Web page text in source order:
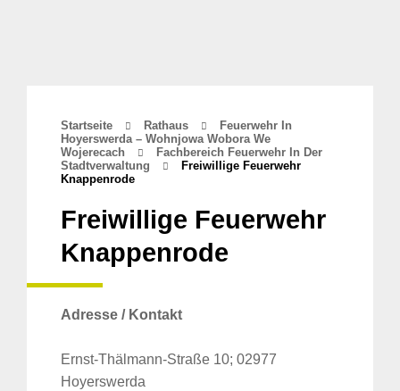
Startseite Rathaus
Feuerwehr In
Hoyerswerda – Wohnjowa Wobora We
Wojerecach
Fachbereich Feuerwehr In Der
Stadtverwaltung
Freiwillige Feuerwehr
Knappenrode
Freiwillige Feuerwehr
Knappenrode
Adresse / Kontakt
Ernst-Thälmann-Straße 10; 02977
Hoyerswerda